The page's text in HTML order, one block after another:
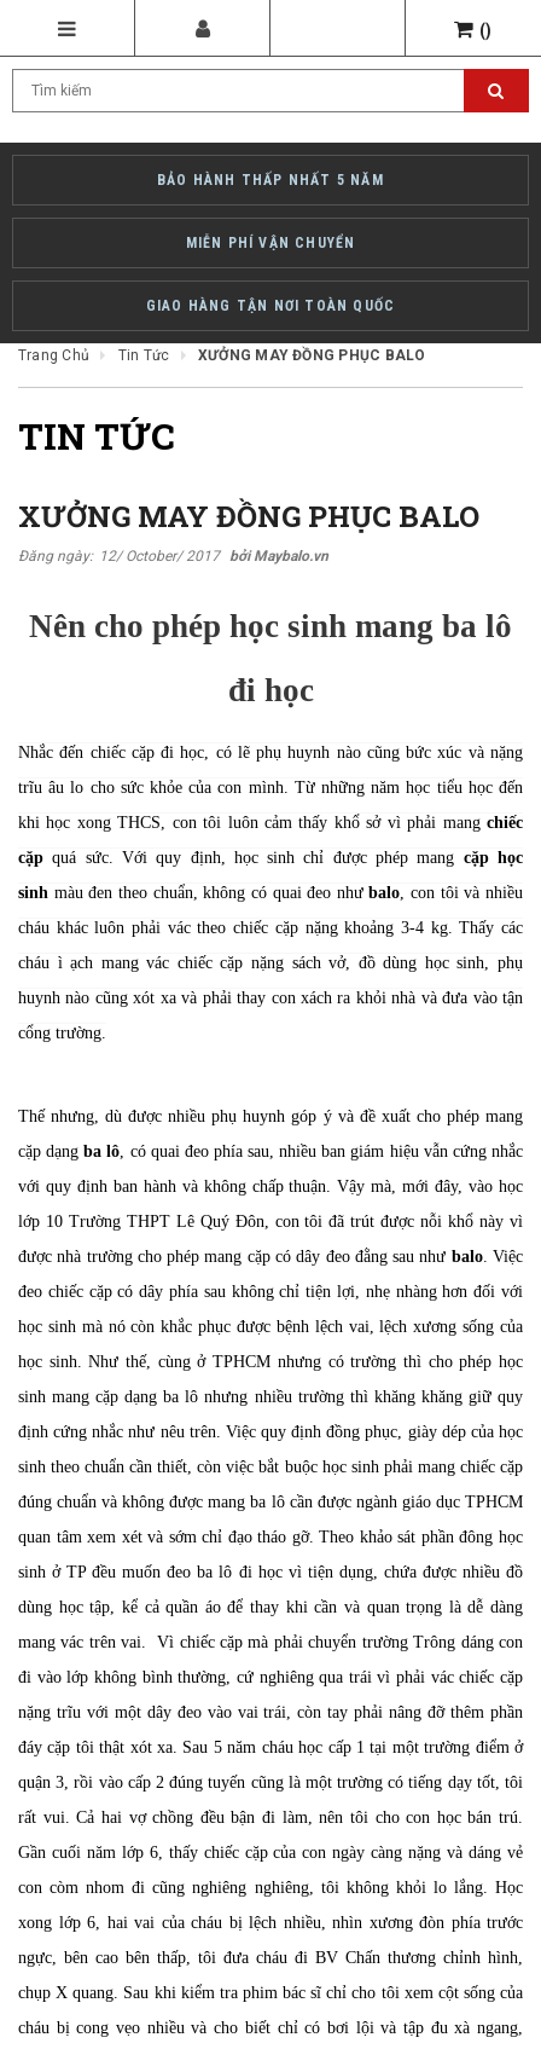
()
BẢO HÀNH THẤP NHẤT 5 NĂM
MIỄN PHÍ VẬN CHUYỂN
GIAO HÀNG TẬN NƠI TOÀN QUỐC
Trang Chủ Tin Tức XƯỞNG MAY ĐỒNG PHỤC BALO
TIN TỨC
XƯỞNG MAY ĐỒNG PHỤC BALO
Đăng ngày: 12/ October/ 2017 bởi Maybalo.vn
Nên cho phép học sinh mang ba lô
đi học
Nhắc đến chiếc cặp đi học, có lẽ phụ huynh nào cũng bức xúc và nặng
trĩu âu lo cho sức khỏe của con mình. Từ những năm học tiểu học đến
khi học xong THCS, con tôi luôn cảm thấy khổ sở vì phải mang chiếc
cặp quá sức. Với quy định, học sinh chỉ được phép mang cặp học
sinh màu đen theo chuẩn, không có quai đeo nhưbalo, con tôi và nhiều
cháu khác luôn phải vác theo chiếc cặp nặng khoảng 3-4 kg. Thấy các
cháu ì ạch mang vác chiếc cặp nặng sách vở, đồ dùng học sinh, phụ
huynh nào cũng xót xa và phải thay con xách ra khỏi nhà và đưa vào tận
cổng trường.
Thế nhưng, dù được nhiều phụ huynh góp ý và đề xuất cho phép mang
cặp dạng ba lô, có quai đeo phía sau, nhiều ban giám hiệu vẫn cứng nhắc
với quy định ban hành và không chấp thuận. Vậy mà, mới đây, vào học
lớp 10 Trường THPT Lê Quý Đôn, con tôi đã trút được nỗi khổ này vì
được nhà trường cho phép mang cặp có dây đeo đằng sau như balo. Việc
đeo chiếc cặp có dây phía sau không chỉ tiện lợi, nhẹ nhàng hơn đối với
học sinh mà nó còn khắc phục được bệnh lệch vai, lệch xương sống của
học sinh. Như thế, cùng ở TPHCM nhưng có trường thì cho phép học
sinh mang cặp dạng ba lô nhưng nhiều trường thì khăng khăng giữ quy
định cứng nhắc như nêu trên. Việc quy định đồng phục, giày dép của học
sinh theo chuẩn cần thiết, còn việc bắt buộc học sinh phải mang chiếc cặp
đúng chuẩn và không được mang ba lô cần được ngành giáo dục TPHCM
quan tâm xem xét và sớm chỉ đạo tháo gỡ. Theo khảo sát phần đông học
sinh ở TP đều muốn đeo ba lô đi học vì tiện dụng, chứa được nhiều đồ
dùng học tập, kể cả quần áo để thay khi cần và quan trọng là dễ dàng
mang vác trên vai. Vì chiếc cặp mà phải chuyển trường Trông dáng con
đi vào lớp không bình thường, cứ nghiêng qua trái vì phải vác chiếc cặp
nặng trĩu với một dây đeo vào vai trái, còn tay phải nâng đỡ thêm phần
đáy cặp tôi thật xót xa. Sau 5 năm cháu học cấp 1 tại một trường điểm ở
quận 3, rồi vào cấp 2 đúng tuyến cũng là một trường có tiếng dạy tốt, tôi
rất vui. Cả hai vợ chồng đều bận đi làm, nên tôi cho con học bán trú.
Gần cuối năm lớp 6, thấy chiếc cặp của con ngày càng nặng và dáng vẻ
con còm nhom đi cũng nghiêng nghiêng, tôi không khỏi lo lắng. Học
xong lớp 6, hai vai của cháu bị lệch nhiều, nhìn xương đòn phía trước
ngực, bên cao bên thấp, tôi đưa cháu đi BV Chấn thương chỉnh hình,
chụp X quang. Sau khi kiểm tra phim bác sĩ chỉ cho tôi xem cột sống của
cháu bị cong vẹo nhiều và cho biết chỉ có bơi lội và tập đu xà ngang,